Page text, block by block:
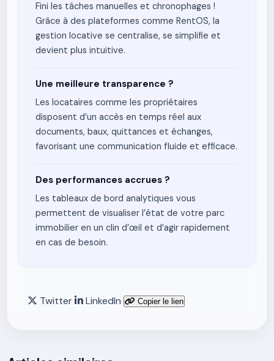
Fini les tâches manuelles et chronophages !
Grâce à des plateformes comme RentOS, la
gestion locative se centralise, se simplifie et
devient plus intuitive.
Une meilleure transparence ?
Les locataires comme les propriétaires
disposent d’un accès en temps réel aux
documents, baux, quittances et échanges,
favorisant une communication fluide et efficace.
Des performances accrues ?
Les tableaux de bord analytiques vous
permettent de visualiser l’état de votre parc
immobilier en un clin d’œil et d’agir rapidement
en cas de besoin.
Twitter LinkedIn Copier le lien